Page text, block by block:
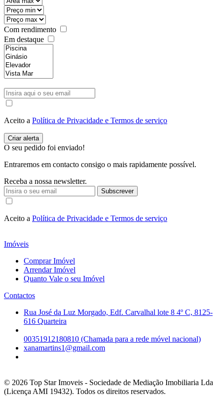
Com rendimento
Em destaque
Aceito a Política de Privacidade e Termos de serviço
O seu pedido foi enviado!
Entraremos em contacto consigo o mais rapidamente possível.
Receba a nossa newsletter.
Subscrever
Aceito a Política de Privacidade e Termos de serviço
Imóveis
Comprar Imóvel
Arrendar Imóvel
Quanto Vale o seu Imóvel
Contactos
Rua José da Luz Morgado, Edf. Carvalhal lote 8 4º C, 8125-
616 Quarteira
00351912180810 (Chamada para a rede móvel nacional)
xanamartins1@gmail.com
© 2026 Top Star Imoveis - Sociedade de Mediação Imobiliaria Lda
(Licença AMI 19432). Todos os direitos reservados.